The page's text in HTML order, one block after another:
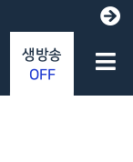
생방송
OFF